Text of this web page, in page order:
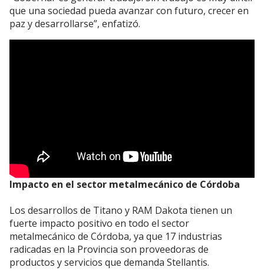
que una sociedad pueda avanzar con futuro, crecer en
paz y desarrollarse”, enfatizó.
Impacto en el sector metalmecánico de Córdoba
Los desarrollos de Titano y RAM Dakota tienen un
fuerte impacto positivo en todo el sector
metalmecánico de Córdoba, ya que 17 industrias
radicadas en la Provincia son proveedoras de
productos y servicios que demanda Stellantis.